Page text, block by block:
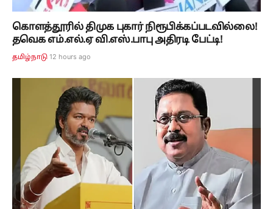
கொளத்தூரில் திமுக புகார் நிரூபிக்கப்படவில்லை!
தவெக எம்.எல்.ஏ வி.எஸ்.பாபு அதிரடி பேட்டி!
தமிழ்நாடு 12 hours ago